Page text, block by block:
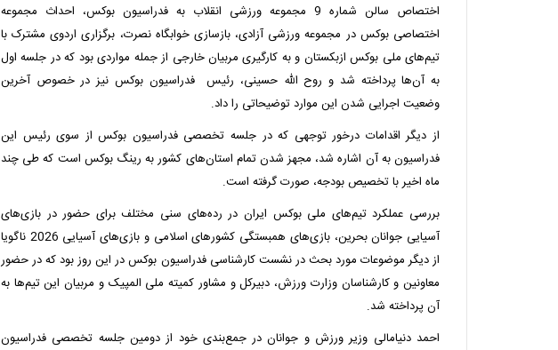
اختصاص سالن شماره 9 مجموعه ورزشی انقلاب به فدراسیون بوکس، احداث مجموعه
اختصاصی بوکس در مجموعه ورزشی آزادی، بازسازی خوابگاه نصرت، برگزاری اردوی مشترک با
تیم‌های ملی بوکس ازبکستان و به کارگیری مربیان خارجی از جمله مواردی بود که در جلسه اول
به آن‌ها پرداخته شد و روح الله حسینی، رئیس فدراسیون بوکس نیز در خصوص آخرین
وضعیت اجرایی شدن این موارد توضیحاتی را داد.
از دیگر اقدامات درخور توجهی که در جلسه تخصصی فدراسیون بوکس از سوی رئیس این
فدراسیون به آن اشاره شد، مجهز شدن تمام استان‌های کشور به رینگ بوکس است که طی چند
ماه اخیر با تخصیص بودجه، صورت گرفته است.
بررسی عملکرد تیم‌های ملی بوکس ایران در رده‌های سنی مختلف برای حضور در بازی‌های
آسیایی جوانان بحرین، بازی‌های همبستگی کشورهای اسلامی و بازی‌های آسیایی 2026 ناگویا
از دیگر موضوعات مورد بحث در نشست کارشناسی فدراسیون بوکس در این روز بود که در حضور
معاونین و کارشناسان وزارت ورزش، دبیرکل و مشاور کمیته ملی المپیک و‌ مربیان این تیم‌ها به
آن پرداخته شد.
احمد دنیامالی وزیر ورزش و جوانان در جمع‌بندی خود از دومین جلسه تخصصی فدراسیون